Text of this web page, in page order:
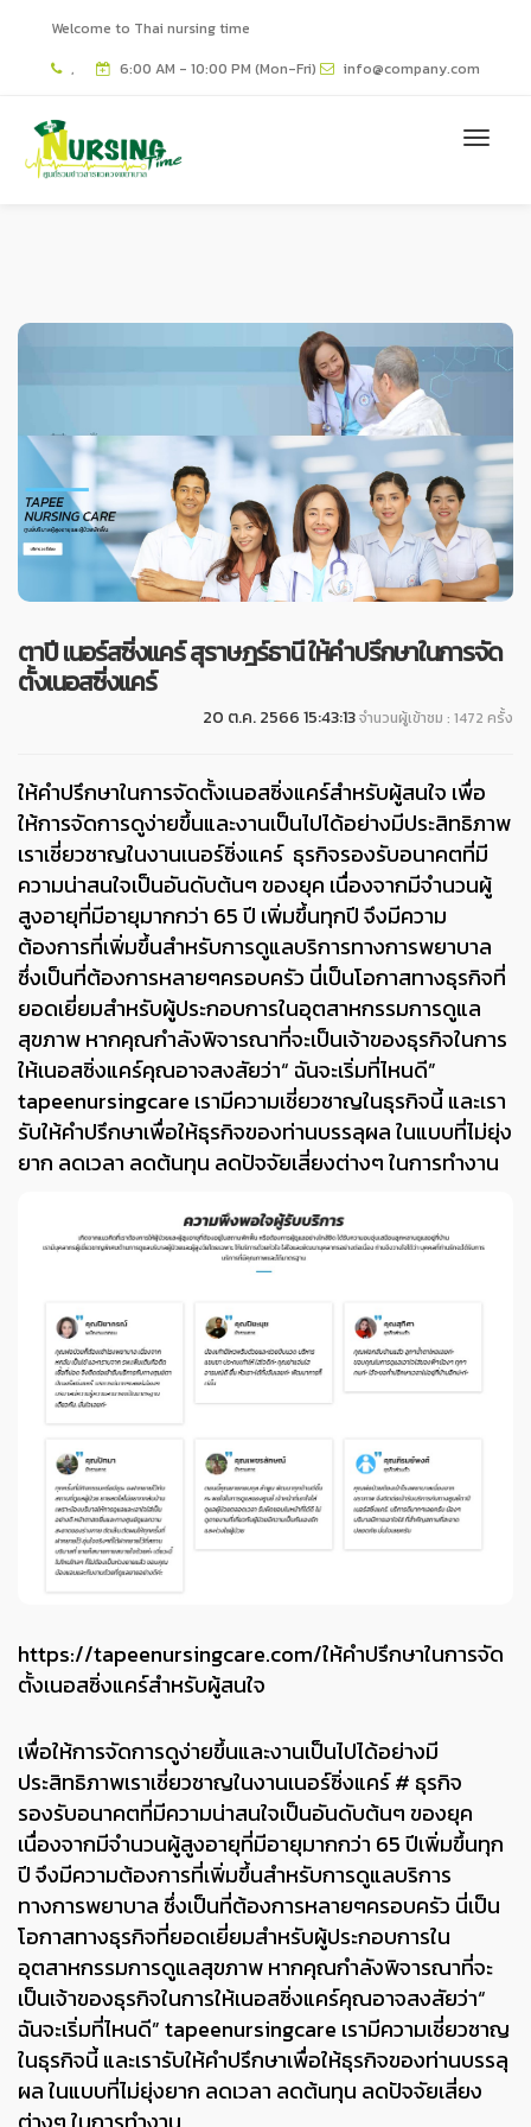
Welcome to Thai nursing time
,
6:00 AM - 10:00 PM (Mon-Fri) info@company.com
ตาปี เนอร์สซิ่งแคร์ สุราษฎร์ธานี ให้คำปรึกษาในการจัด
ตั้งเนอสซิ่งแคร์
20 ต.ค. 2566 15:43:13จำนวนผู้เข้าชม : 1472 ครั้ง
ให้คำปรึกษาในการจัดตั้งเนอสซิ่งแคร์สำหรับผู้สนใจ เพื่อ
ให้การจัดการดูง่ายขึ้นและงานเป็นไปได้อย่างมีประสิทธิภาพ
เราเชี่ยวชาญในงานเนอร์ซิ่งแคร์ ธุรกิจรองรับอนาคตที่มี
ความน่าสนใจเป็นอันดับต้นๆ ของยุค เนื่องจากมีจำนวนผู้
สูงอายุที่มีอายุมากกว่า 65 ปี เพิ่มขึ้นทุกปี จึงมีความ
ต้องการที่เพิ่มขึ้นสำหรับการดูแลบริการทางการพยาบาล
ซึ่งเป็นที่ต้องการหลายๆครอบครัว นี่เป็นโอกาสทางธุรกิจที่
ยอดเยี่ยมสำหรับผู้ประกอบการในอุตสาหกรรมการดูแล
สุขภาพ หากคุณกำลังพิจารณาที่จะเป็นเจ้าของธุรกิจในการ
ให้เนอสซิ่งแคร์คุณอาจสงสัยว่า“ ฉันจะเริ่มที่ไหนดี”
tapeenursingcare เรามีความเชี่ยวชาญในธุรกิจนี้ และเรา
รับให้คำปรึกษาเพื่อให้ธุรกิจของท่านบรรลุผล ในแบบที่ไม่ยุ่ง
ยาก ลดเวลา ลดต้นทุน ลดปัจจัยเสี่ยงต่างๆ ในการทำงาน
https://tapeenursingcare.com/ให้คำปรึกษาในการจัด
ตั้งเนอสซิ่งแคร์สำหรับผู้สนใจ
เพื่อให้การจัดการดูง่ายขึ้นและงานเป็นไปได้อย่างมี
ประสิทธิภาพเราเชี่ยวชาญในงานเนอร์ซิ่งแคร์# ธุรกิจ
รองรับอนาคตที่มีความน่าสนใจเป็นอันดับต้นๆ ของยุค
เนื่องจากมีจำนวนผู้สูงอายุที่มีอายุมากกว่า 65 ปีเพิ่มขึ้นทุก
ปี จึงมีความต้องการที่เพิ่มขึ้นสำหรับการดูแลบริการ
ทางการพยาบาล ซึ่งเป็นที่ต้องการหลายๆครอบครัว นี่เป็น
โอกาสทางธุรกิจที่ยอดเยี่ยมสำหรับผู้ประกอบการใน
อุตสาหกรรมการดูแลสุขภาพหากคุณกำลังพิจารณาที่จะ
เป็นเจ้าของธุรกิจในการให้เนอสซิ่งแคร์คุณอาจสงสัยว่า“
ฉันจะเริ่มที่ไหนดี” tapeenursingcare เรามีความเชี่ยวชาญ
ในธุรกิจนี้ และเรารับให้คำปรึกษาเพื่อให้ธุรกิจของท่านบรรลุ
ผล ในแบบที่ไม่ยุ่งยาก ลดเวลา ลดต้นทุน ลดปัจจัยเสี่ยง